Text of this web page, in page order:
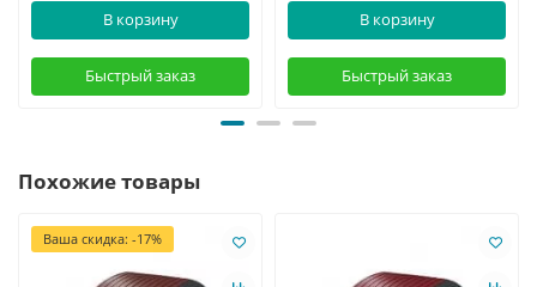
В корзину
Быстрый заказ
В корзину
Быстрый заказ
Похожие товары
Ваша скидка: -17%